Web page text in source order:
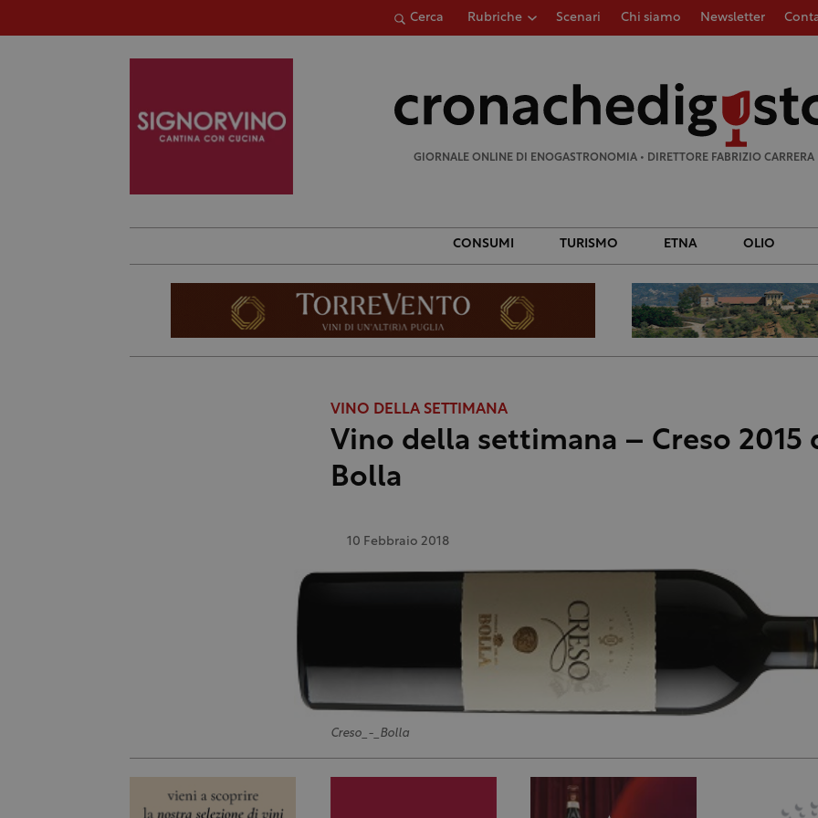
Cerca Rubriche Scenari Chi siamo Newsletter
GIORNALE ONLINE DI ENOGASTRONOMIA • DIRETTORE FABRIZIO CARRERA
CONSUMI TURISMO ETNA OLIO
VINO DELLA SETTIMANA
Vino della settimana – Creso 2015
Bolla
10 Febbraio 2018
Creso_-_Bolla